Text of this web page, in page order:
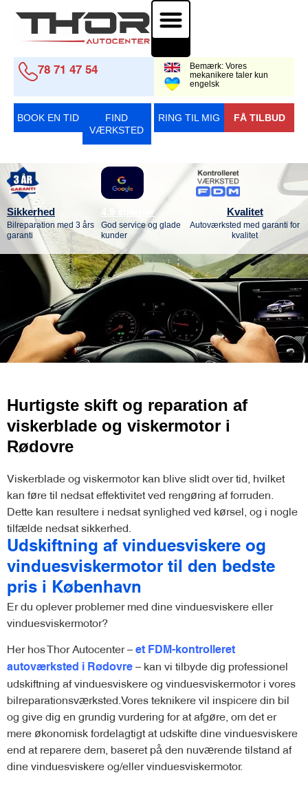
78 71 47 54
Bemærk: Vores
mekanikere taler kun
engelsk
BOOK EN TID
FIND
VÆRKSTED
RING TIL MIG FÅ TILBUD
Sikkerhed
Bilreparation med 3 års
garanti
Kvalitet
Autoværksted med garanti for
kvalitet
4.9 stjerner
God service og glade
kunder
Hurtigste skift og reparation af
viskerblade og viskermotor i
Rødovre
Viskerblade og viskermotor kan blive slidt over tid, hvilket
kan føre til nedsat effektivitet ved rengøring af forruden.
Dette kan resultere i nedsat synlighed ved kørsel, og i nogle
tilfælde nedsat sikkerhed.
Udskiftning af vinduesviskere og
vinduesviskermotor til den bedste
pris i København
Er du oplever problemer med dine vinduesviskere eller
vinduesviskermotor?
Her hos Thor Autocenter – et FDM-kontrolleret
autoværksted i Rødovre – kan vi tilbyde dig professionel
udskiftning af vinduesviskere og vinduesviskermotor i vores
bilreparationsværksted.Vores teknikere vil inspicere din bil
og give dig en grundig vurdering for at afgøre, om det er
mere økonomisk fordelagtigt at udskifte dine vinduesviskere
end at reparere dem, baseret på den nuværende tilstand af
dine vinduesviskere og/eller vinduesviskermotor.